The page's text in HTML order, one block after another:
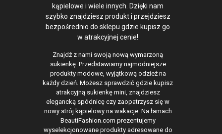
kąpielowe i wiele innych. Dzięki nam
szybko znajdziesz produkt i przejdziesz
bezpośrednio do sklepu gdzie kupisz go
w atrakcyjnej cenie!
Znajdź z nami swoją nową wymarzoną
sukienkę. Przedstawiamy najmodniejsze
produkty modowe, wyjątkową odzież na
każdy dzień. Możesz sprawdzić gdzie kupisz
atrakcyjną sukienkę mini, znajdziesz
elegancką spódnicę czy zaopatrzysz się w
nowy strój kąpielowy na wakacje. Na łamach
BeautiFashion.com prezentujemy
wyselekcjonowane produkty adresowane do